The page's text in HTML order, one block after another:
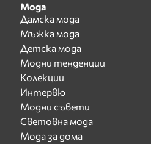
Мода
Дамска мода
Мъжка мода
Детска мода
Модни тенденции
Колекции
Интервю
Модни съвети
Световна мода
Мода за дома